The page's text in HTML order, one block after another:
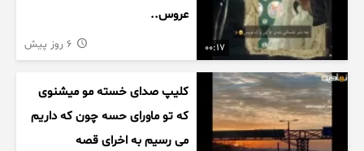
00:17
عروس..
کلیپ صدای خسته مو میشنوی
که تو ماورای حسه چون که داریم
می رسیم به اخرای قصه